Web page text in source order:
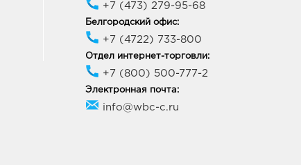
Южный Полюс:
Воронежская обл, г
9:00 - 21:00
+7 (473) 279-95-68
Белгородский офис:
+7 (4722) 733-800
Отдел интернет-торговли:
+7 (800) 500-777-2
Электронная почта:
info@wbc-c.ru